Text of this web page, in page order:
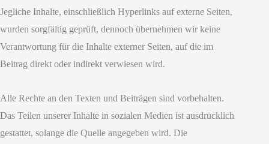
Jegliche Inhalte, einschließlich Hyperlinks auf externe Seiten,
wurden sorgfältig geprüft, dennoch übernehmen wir keine
Verantwortung für die Inhalte externer Seiten, auf die im
Beitrag direkt oder indirekt verwiesen wird.
Alle Rechte an den Texten und Beiträgen sind vorbehalten.
Das Teilen unserer Inhalte in sozialen Medien ist ausdrücklich
gestattet, solange die Quelle angegeben wird. Die